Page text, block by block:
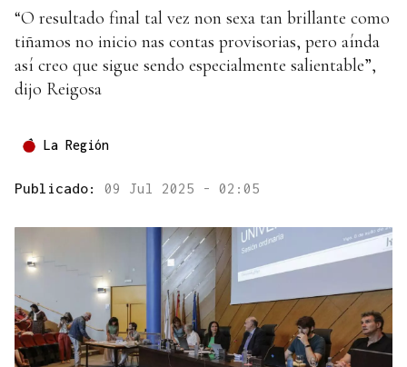
“O resultado final tal vez non sexa tan brillante como
tiñamos no inicio nas contas provisorias, pero aínda
así creo que sigue sendo especialmente salientable”,
dijo Reigosa
La Región
Publicado: 09 Jul 2025 - 02:05